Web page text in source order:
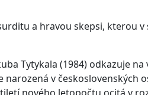
a hravou skepsi, kterou
Tytykala (1984) odkazuje
v československých